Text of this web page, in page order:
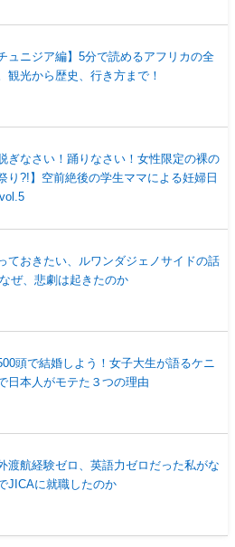
チュニジア編】5分で読めるアフリカの全
観光から歴史、行き方まで！
脱ぎなさい！踊りなさい！女性限定の裸の
り?!】空前絶後の学生ママによる妊婦日
ておきたい、ルワンダジェノサイドの話
ぜ、悲劇は起きたのか
頭で結婚しよう！女子大生が語るケニ
日本人がモテた３つの理由
渡航経験ゼロ、英語力ゼロだった私がな
JICAに就職したのか